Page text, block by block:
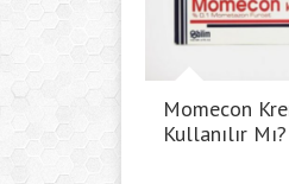
Momecon
Kullanılır Mı?